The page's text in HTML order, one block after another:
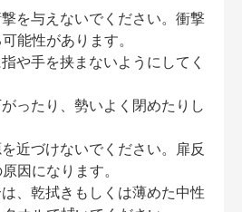
を与えないでください。衝撃
能性があります。
や手を挟まないようにしてく
ったり、勢いよく閉めたりし
近づけないでください。扉反
因になります。
、乾拭きもしくは薄めた中性